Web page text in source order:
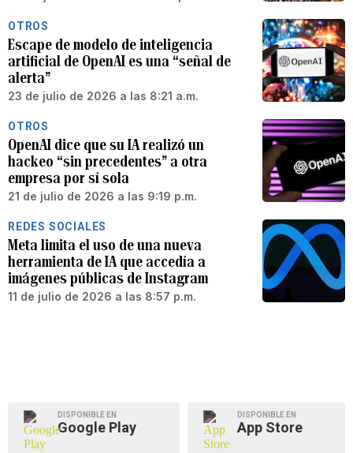
OTROS
Escape de modelo de inteligencia
artificial de OpenAI es una “señal de
alerta”
23 de julio de 2026 a las 8:21 a.m.
OTROS
OpenAI dice que su IA realizó un
hackeo “sin precedentes” a otra
empresa por sí sola
21 de julio de 2026 a las 9:19 p.m.
REDES SOCIALES
Meta limita el uso de una nueva
herramienta de IA que accedía a
imágenes públicas de Instagram
11 de julio de 2026 a las 8:57 p.m.
DISPONIBLE EN
Google Play
DISPONIBLE EN
App Store